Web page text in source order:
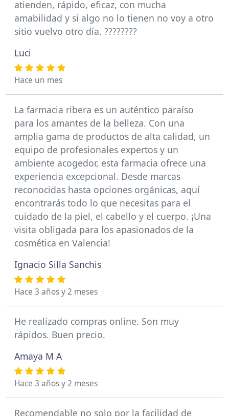
atienden, rápido, eficaz, con mucha
amabilidad y si algo no lo tienen no voy a otro
sitio vuelvo otro día. ????????
Luci
Hace un mes
La farmacia ribera es un auténtico paraíso
para los amantes de la belleza. Con una
amplia gama de productos de alta calidad, un
equipo de profesionales expertos y un
ambiente acogedor, esta farmacia ofrece una
experiencia excepcional. Desde marcas
reconocidas hasta opciones orgánicas, aquí
encontrarás todo lo que necesitas para el
cuidado de la piel, el cabello y el cuerpo. ¡Una
visita obligada para los apasionados de la
cosmética en Valencia!
Ignacio Silla Sanchis
Hace 3 años y 2 meses
He realizado compras online. Son muy
rápidos. Buen precio.
Amaya M A
Hace 3 años y 2 meses
Recomendable no solo por la facilidad de